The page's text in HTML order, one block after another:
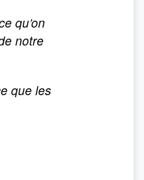
qu’on
notre
que les